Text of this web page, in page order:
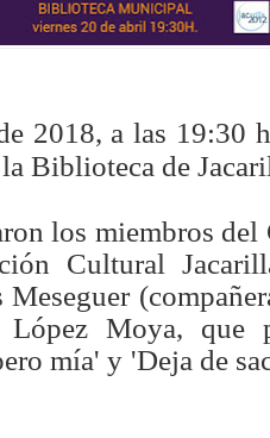
2018, a las 19:30
Biblioteca de
los miembros del
Cultural
Meseguer
López Moya, que
mía' y 'Deja de